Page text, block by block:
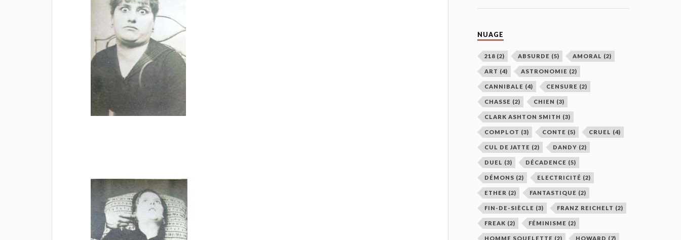
NUAGE
218 (2) ABSURDE (5) AMORAL (2)
ART (4) ASTRONOMIE (2)
CANNIBALE (4) CENSURE (2)
CHASSE (2) CHIEN (3)
CLARK ASHTON SMITH (3)
COMPLOT (3) CONTE (5) CRUEL (4)
CUL DE JATTE (2) DANDY (2)
DUEL (3) DÉCADENCE (5)
DÉMONS (2) ELECTRICITÉ (2)
ETHER (2) FANTASTIQUE (2)
FIN-DE-SIÈCLE (3) FRANZ REICHELT (2)
FREAK (2) FÉMINISME (2)
HOMME SQUELETTE (2) HOWARD (7)